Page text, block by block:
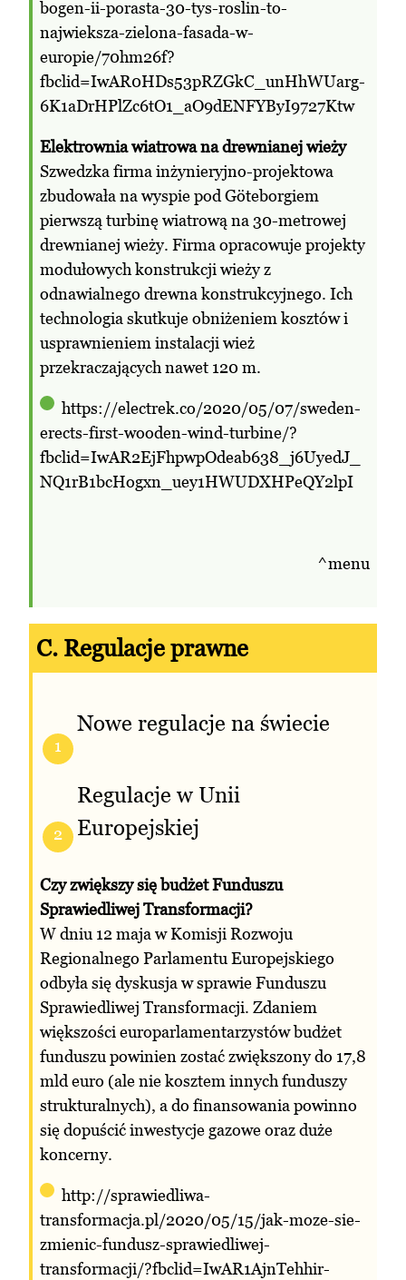
bogen-ii-porasta-30-tys-roslin-to-
najwieksza-zielona-fasada-w-
europie/70hm26f?
fbclid=IwAR0HDs53pRZGkC_unHhWUarg-
6K1aDrHPlZc6tO1_aO9dENFYByI9727Ktw
Elektrownia wiatrowa na drewnianej wieży
Szwedzka firma inżynieryjno-projektowa
zbudowała na wyspie pod Göteborgiem
pierwszą turbinę wiatrową na 30-metrowej
drewnianej wieży. Firma opracowuje projekty
modułowych konstrukcji wieży z
odnawialnego drewna konstrukcyjnego. Ich
technologia skutkuje obniżeniem kosztów i
usprawnieniem instalacji wież
przekraczających nawet 120 m.
https://electrek.co/2020/05/07/sweden-
erects-first-wooden-wind-turbine/?
fbclid=IwAR2EjFhpwpOdeab638_j6UyedJ_
NQ1rB1bcHogxn_uey1HWUDXHPeQY2lpI
^menu
C. Regulacje prawne
1
Nowe regulacje na świecie
2
Regulacje w Unii
Europejskiej
Czy zwiększy się budżet Funduszu
Sprawiedliwej Transformacji?
W dniu 12 maja w Komisji Rozwoju
Regionalnego Parlamentu Europejskiego
odbyła się dyskusja w sprawie Funduszu
Sprawiedliwej Transformacji. Zdaniem
większości europarlamentarzystów budżet
funduszu powinien zostać zwiększony do 17,8
mld euro (ale nie kosztem innych funduszy
strukturalnych), a do finansowania powinno
się dopuścić inwestycje gazowe oraz duże
koncerny.
http://sprawiedliwa-
transformacja.pl/2020/05/15/jak-moze-sie-
zmienic-fundusz-sprawiedliwej-
transformacji/?fbclid=IwAR1AjnTehhir-